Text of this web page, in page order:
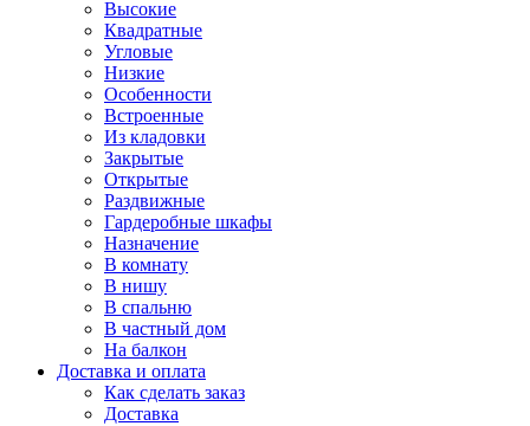
Высокие
Квадратные
Угловые
Низкие
Особенности
Встроенные
Из кладовки
Закрытые
Открытые
Раздвижные
Гардеробные шкафы
Назначение
В комнату
В нишу
В спальню
В частный дом
На балкон
Доставка и оплата
Как сделать заказ
Доставка